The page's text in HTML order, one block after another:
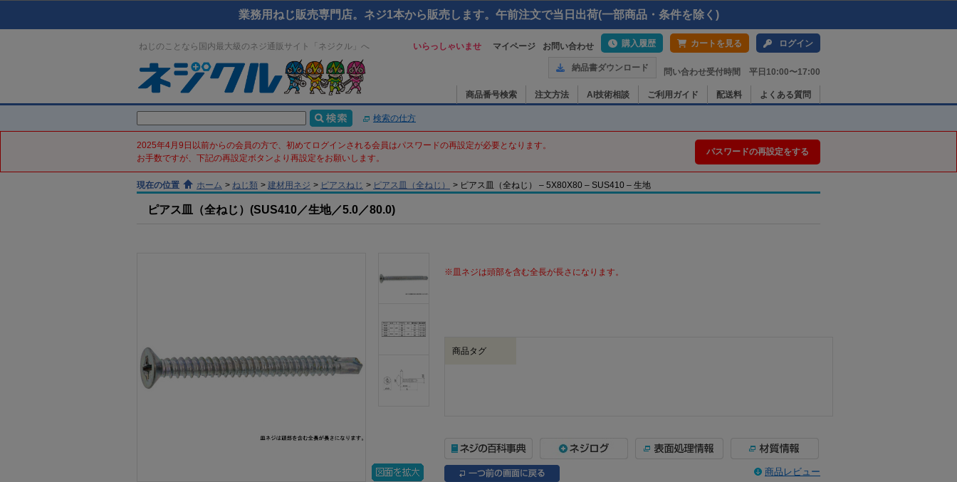
業務用ねじ販売専門店。ネジ1本から販売します。午前注文で当日出荷(一部商品・条件を除く)
ねじのことなら国内最大級のネジ通販サイト「ネジクル」へ いらっしゃいませ マイページ お問い合わせ 購入履歴 カートを見る ログイン
納品書ダウンロード 問い合わせ受付時間 平日10:00〜17:00
商品番号検索 注文方法 AI技術相談 ご利用ガイド 配送料 よくある質問
検索の仕方
2025年4月9日以前からの会員の方で、初めてログインされる会員はパスワードの再設定が必要となります。
お手数ですが、下記の再設定ボタンより再設定をお願いします。
パスワードの再設定をする
現在の位置 ホーム > ねじ類 > 建材用ネジ > ピアスねじ > ピアス皿（全ねじ） > ピアス皿（全ねじ） – 5X80X80 – SUS410 – 生地
ピアス皿（全ねじ）(SUS410／生地／5.0／80.0)
※皿ネジは頭部を含む全長が長さになります。
商品タグ
商品レビュー